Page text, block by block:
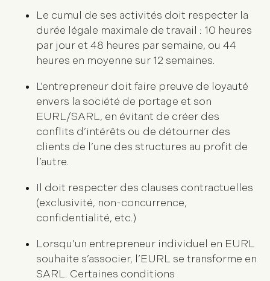
Le cumul de ses activités doit respecter la
durée légale maximale de travail : 10 heures
par jour et 48 heures par semaine, ou 44
heures en moyenne sur 12 semaines.
L’entrepreneur doit faire preuve de loyauté
envers la société de portage et son
EURL/SARL, en évitant de créer des
conflits d’intérêts ou de détourner des
clients de l’une des structures au profit de
l’autre.
Il doit respecter des clauses contractuelles
(exclusivité, non-concurrence,
confidentialité, etc.)
Lorsqu’un entrepreneur individuel en EURL
souhaite s’associer, l’EURL se transforme en
SARL. Certaines conditions